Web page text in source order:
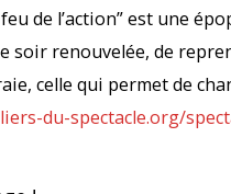
de l’action” est une
soir renouvelée, de
celle qui permet de
du-spectacle.org/